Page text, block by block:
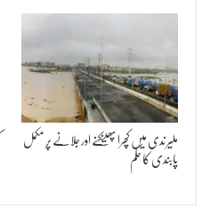
ملیر ندی میں کچرا پھینکنے اور جلانے پر مکمل
پابندی کا حکم